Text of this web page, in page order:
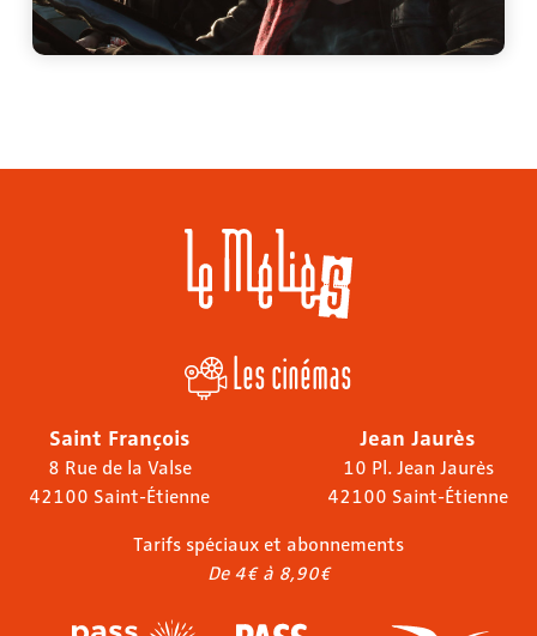
Les cinémas
Saint François
8 Rue de la Valse
42100 Saint-Étienne
Jean Jaurès
10 Pl. Jean Jaurès
42100 Saint-Étienne
Tarifs spéciaux et abonnements
De 4€ à 8,90€